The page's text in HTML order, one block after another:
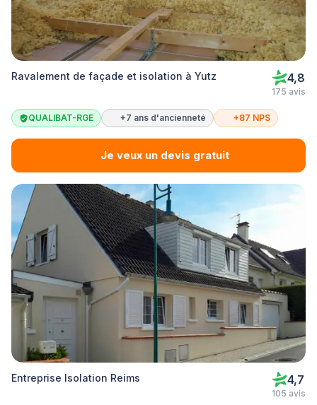
Ravalement de façade et isolation à Yutz 4,8
175 avis
QUALIBAT-RGE +7 ans d'ancienneté +87 NPS
Je veux un devis gratuit
Entreprise Isolation Reims 4,7
105 avis